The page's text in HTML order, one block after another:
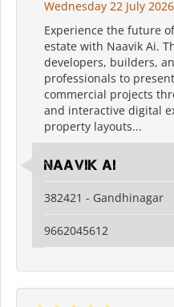
Wednesday 22 July 2026
Experience the future
estate with Naavik Ai.
developers, builders,
professionals to
commercial projects
and interactive digital
property layouts...
Naavik Ai
382421 - Gandhinagar
9662045612